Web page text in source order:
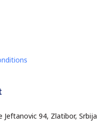
Jeftanovic 94, Zlatibor, Srbija